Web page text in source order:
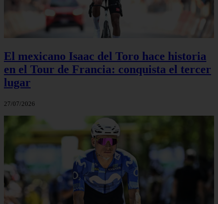
El mexicano Isaac del Toro hace historia
en el Tour de Francia: conquista el tercer
lugar
27/07/2026